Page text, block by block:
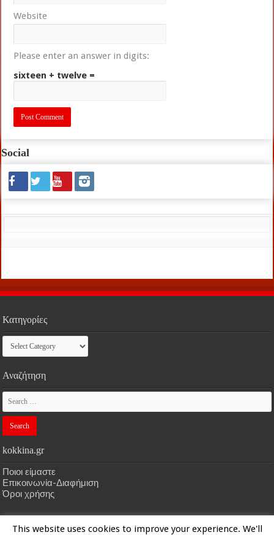
Website
Please enter an answer in digits:
sixteen + twelve =
Social
Κατηγορίες
Κατηγορίες
Αναζήτηση
kokkina.gr
Ποιοι είμαστε
Επικοινωνία-Διαφήμιση
Όροι χρήσης
HOMEkokkina.gr | Designed bykokkina.gr
This website uses cookies to improve your experience. We'll